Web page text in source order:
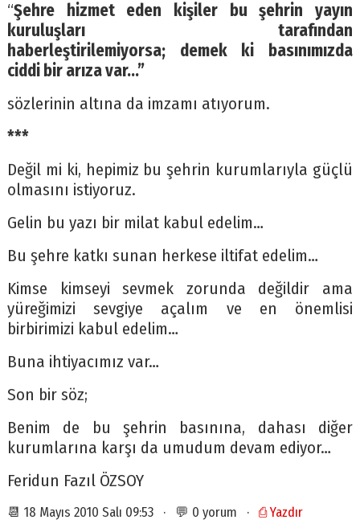
“Şehre hizmet eden kişiler bu şehrin yayın
kuruluşları tarafından
haberleştirilemiyorsa; demek ki basınımızda
ciddi bir arıza var…”
sözlerinin altına da imzamı atıyorum.
***
Değil mi ki, hepimiz bu şehrin kurumlarıyla güçlü
olmasını istiyoruz.
Gelin bu yazı bir milat kabul edelim…
Bu şehre katkı sunan herkese iltifat edelim…
Kimse kimseyi sevmek zorunda değildir ama
yüreğimizi sevgiye açalım ve en önemlisi
birbirimizi kabul edelim…
Buna ihtiyacımız var…
Son bir söz;
Benim de bu şehrin basınına, dahası diğer
kurumlarına karşı da umudum devam ediyor…
Feridun Fazıl ÖZSOY
📆 18 Mayıs 2010 Salı 09:53 · 💬 0 yorum · ⎙ Yazdır